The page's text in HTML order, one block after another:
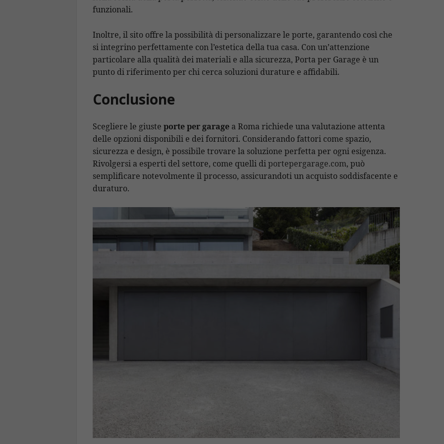
funzionali.
Inoltre, il sito offre la possibilità di personalizzare le porte, garantendo così che
si integrino perfettamente con l’estetica della tua casa. Con un’attenzione
particolare alla qualità dei materiali e alla sicurezza, Porta per Garage è un
punto di riferimento per chi cerca soluzioni durature e affidabili.
Conclusione
Scegliere le giuste porte per garage a Roma richiede una valutazione attenta
delle opzioni disponibili e dei fornitori. Considerando fattori come spazio,
sicurezza e design, è possibile trovare la soluzione perfetta per ogni esigenza.
Rivolgersi a esperti del settore, come quelli diportepergarage.com, può
semplificare notevolmente il processo, assicurandoti un acquisto soddisfacente e
duraturo.